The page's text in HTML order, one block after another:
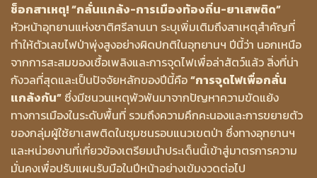
ช็อกสาเหตุ! “กลั่นแกล้ง-การเมืองท้องถิ่น-ยาเสพติด”
หัวหน้าอุทยานแห่งชาติศรีลานนา ระบุเพิ่มเติมถึงสาเหตุสำคัญที่
ทำให้ตัวเลขไฟป่าพุ่งสูงอย่างผิดปกติในอุทยานฯ ปีนี้ว่า นอกเหนือ
จากการสะสมของเชื้อเพลิงและการจุดไฟเพื่อล่าสัตว์แล้ว สิ่งที่น่า
กังวลที่สุดและเป็นปัจจัยหลักของปีนี้คือ“การจุดไฟเพื่อกลั่น
แกล้งกัน” ซึ่งมีชนวนเหตุพัวพันมาจากปัญหาความขัดแย้ง
ทางการเมืองในระดับพื้นที่ รวมถึงความคึกคะนองและการขยายตัว
ของกลุ่มผู้ใช้ยาเสพติดในชุมชนรอบแนวเขตป่า ซึ่งทางอุทยานฯ
และหน่วยงานที่เกี่ยวข้องเตรียมนำประเด็นนี้เข้าสู่มาตรการความ
มั่นคงเพื่อปรับแผนรับมือในปีหน้าอย่างเข้มงวดต่อไป